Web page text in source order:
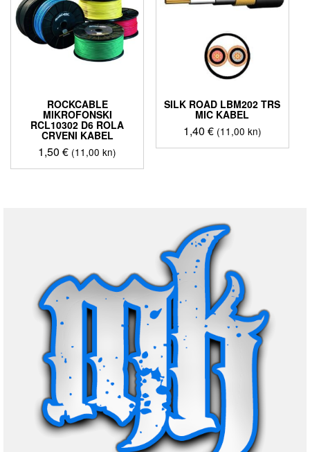
ROCKCABLE
MIKROFONSKI
RCL10302 D6 ROLA
CRVENI KABEL
1,50€ (11,00 kn)
SILK ROAD LBM202 TRS
MIC KABEL
1,40 € (11,00 kn)